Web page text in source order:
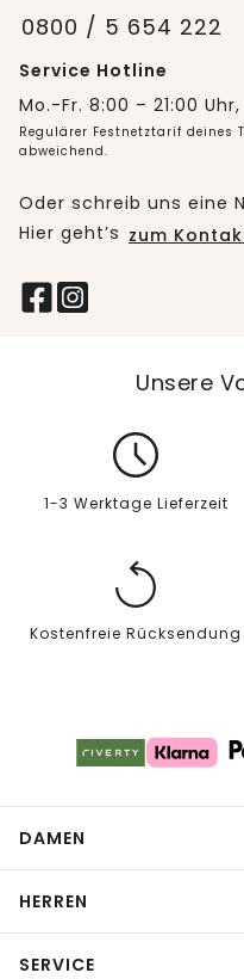
0800 / 5 654 222
Service Hotline
Mo.-Fr. 8:00 – 21:00
Regulärer Festnetztarif deines
abweichend.
Oder schreib uns eine
Hier geht’s zum
Unsere
1-3 Werktage Lieferzeit
Kostenfreie Rücksendung
DAMEN
HERREN
SERVICE